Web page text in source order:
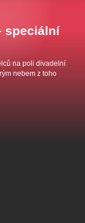
Ostatní
Kino
speciální
na poli divadelní
nebem z toho
Veselá scéna Kalikovský
mlýn